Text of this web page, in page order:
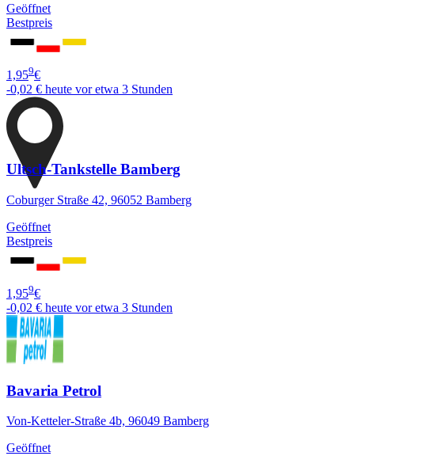
Geöffnet
Bestpreis
1,959€
-0,02 € heute vor etwa 3 Stunden
Ultsch-Tankstelle Bamberg
Coburger Straße 42, 96052 Bamberg
Geöffnet
Bestpreis
1,959€
-0,02 € heute vor etwa 3 Stunden
Bavaria Petrol
Von-Ketteler-Straße 4b, 96049 Bamberg
Geöffnet